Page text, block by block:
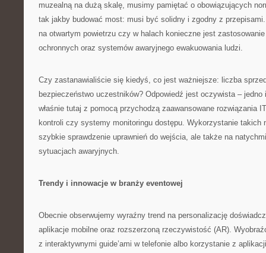
muzealną na dużą skalę, musimy pamiętać o obowiązujących
tak jakby budować most: musi być solidny i zgodny z
na otwartym powietrzu czy w halach konieczne jest
ochronnych oraz systemów awaryjnego ewakuowania ludzi.
Czy zastanawialiście się kiedyś, co jest ważniejsze: liczba
bezpieczeństwo uczestników? Odpowiedź jest oczywista –
właśnie tutaj z pomocą przychodzą zaawansowane rozwiązania
kontroli czy systemy monitoringu dostępu. Wykorzystanie takich
szybkie sprawdzenie uprawnień do wejścia, ale także na
sytuacjach awaryjnych.
Trendy i innowacje w branży eventowej
Obecnie obserwujemy wyraźny trend na personalizację
aplikacje mobilne oraz rozszerzoną rzeczywistość (AR).
z interaktywnymi guide’ami w telefonie albo korzystanie z